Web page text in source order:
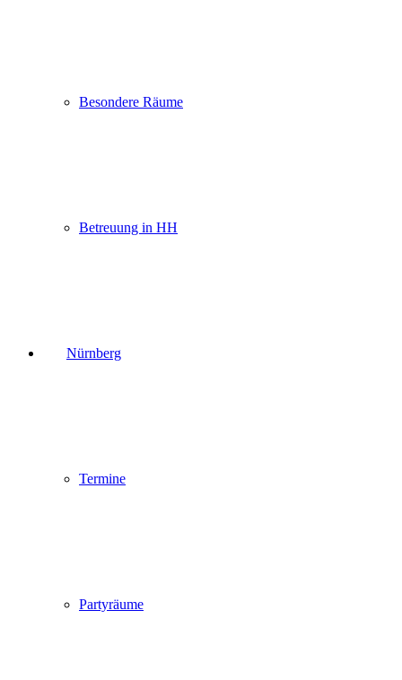
Besondere Räume
Betreuung in HH
Nürnberg
Termine
Partyräume